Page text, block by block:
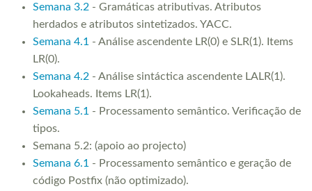
Semana 3.2 - Gramáticas atributivas. Atributos
herdados e atributos sintetizados. YACC.
Semana 4.1 - Análise ascendente LR(0) e SLR(1). Items
LR(0).
Semana 4.2 - Análise sintáctica ascendente LALR(1).
Lookaheads. Items LR(1).
Semana 5.1 - Processamento semântico. Verificação de
tipos.
Semana 5.2: (apoio ao projecto)
Semana 6.1 - Processamento semântico e geração de
código Postfix (não optimizado).